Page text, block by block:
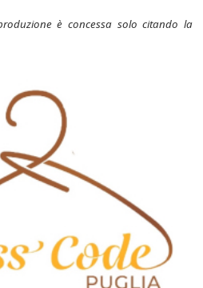
è concessa solo citando la